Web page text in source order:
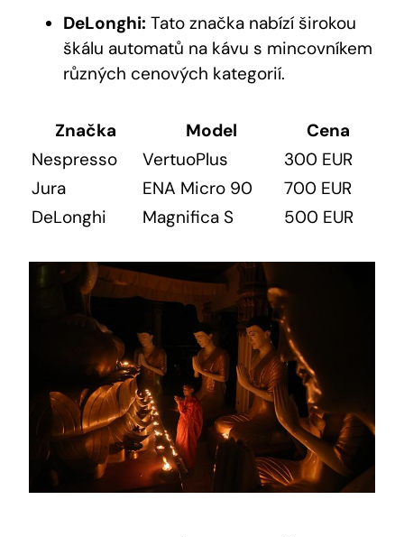
DeLonghi: Tato značka nabízí širokou
škálu automatů na kávu s mincovníkem
různých cenových kategorií.
Značka Model
Cena
Nespresso
VertuoPlus
300 EUR
Jura
ENA Micro 90
700 EUR
DeLonghi
Magnifica S 500 EUR